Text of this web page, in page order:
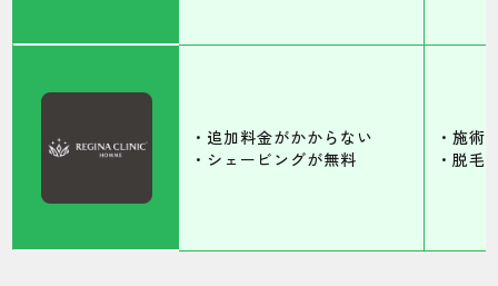
・追加料金がかからない
・シェービングが無料
・施術
・脱毛